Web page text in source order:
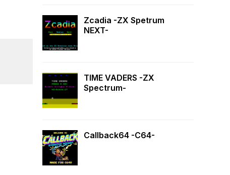
Zcadia -ZX Spetrum
NEXT-
TIME VADERS -ZX
Spectrum-
Callback64 -C64-